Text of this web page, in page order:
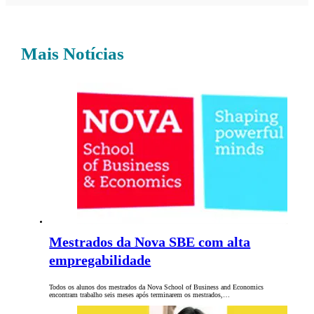
Mais Notícias
Mestrados da Nova SBE com alta
empregabilidade
Todos os alunos dos mestrados da Nova School of Business and Economics
encontram trabalho seis meses após terminarem os mestrados,…